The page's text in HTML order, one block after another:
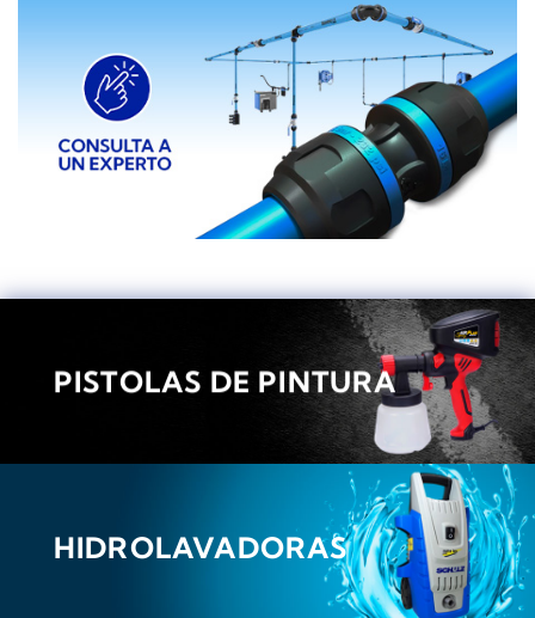
PISTOLAS DE PINTURA
HIDROLAVADORAS